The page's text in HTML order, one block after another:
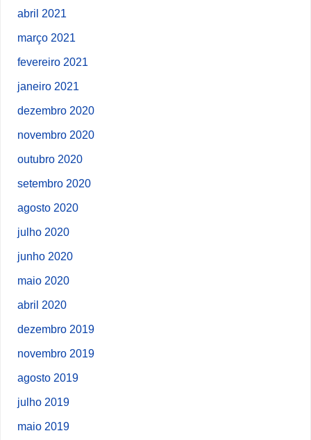
abril 2021
março 2021
fevereiro 2021
janeiro 2021
dezembro 2020
novembro 2020
outubro 2020
setembro 2020
agosto 2020
julho 2020
junho 2020
maio 2020
abril 2020
dezembro 2019
novembro 2019
agosto 2019
julho 2019
maio 2019